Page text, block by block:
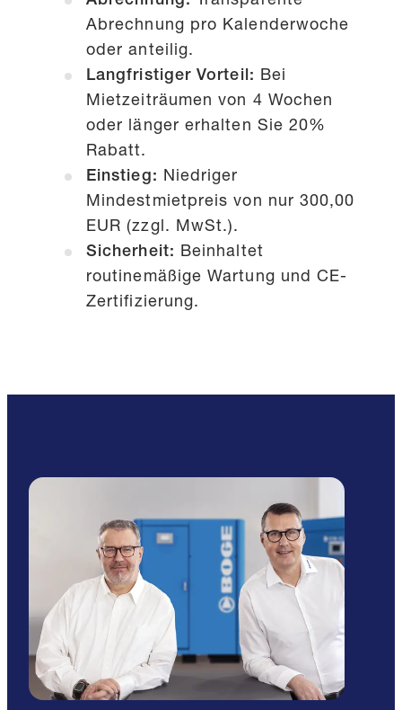
Abrechnung pro Kalenderwoche
oder anteilig.
Langfristiger Vorteil: Bei
Mietzeiträumen von 4 Wochen
oder länger erhalten Sie 20%
Rabatt.
Einstieg: Niedriger
Mindestmietpreis von nur 300,00
EUR (zzgl. MwSt.).
Sicherheit: Beinhaltet
routinemäßige Wartung und CE-
Zertifizierung.